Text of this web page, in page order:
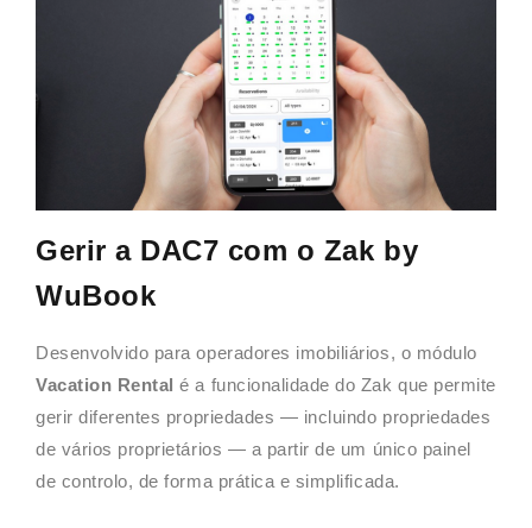
Gerir a DAC7 com o Zak by
WuBook
Desenvolvido para operadores imobiliários, o módulo
Vacation Rental é a funcionalidade do Zak que permite
gerir diferentes propriedades — incluindo propriedades
de vários proprietários — a partir de um único painel
de controlo, de forma prática e simplificada.